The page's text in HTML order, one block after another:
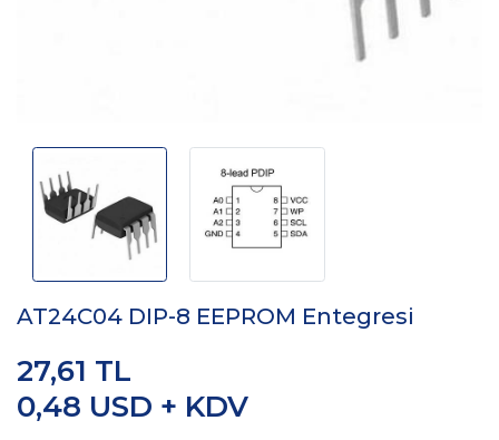
AT24C04 DIP-8 EEPROM Entegresi
0,48 USD + KDV
27,61 TL